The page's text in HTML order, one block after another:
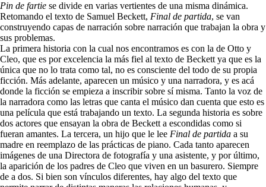
Pin de fartie se divide en varias vertientes de una misma dinámica.
Retomando el texto de Samuel Beckett, Final de partida, se van
construyendo capas de narración sobre narración que trabajan la obra y
sus problemas.
La primera historia con la cual nos encontramos es con la de Otto y
Cleo, que es por excelencia la más fiel al texto de Beckett ya que es la
única que no lo trata como tal, no es consciente del todo de su propia
ficción. Más adelante, aparecen un músico y una narradora, y es acá
donde la ficción se empieza a inscribir sobre sí misma. Tanto la voz de
la narradora como las letras que canta el músico dan cuenta que esto es
una película que está trabajando un texto. La segunda historia es sobre
dos actores que ensayan la obra de Beckett a escondidas como si
fueran amantes. La tercera, un hijo que le lee Final de partida a su
madre en reemplazo de las prácticas de piano. Cada tanto aparecen
imágenes de una Directora de fotografía y una asistente, y por último,
la aparición de los padres de Cleo que viven en un basurero. Siempre
de a dos. Si bien son vínculos diferentes, hay algo del texto que